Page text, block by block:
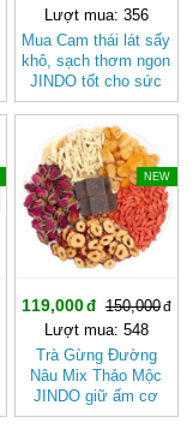
Lượt mua: 356
Mua Cam thái lát sấy
khô, sạch thơm ngon
JINDO tốt cho sức
khỏe
-20%
NEW
119,000
150,000
Lượt mua: 548
Trà Gừng Đường
Nâu Mix Thảo Mộc
JINDO giữ ấm cơ
thể